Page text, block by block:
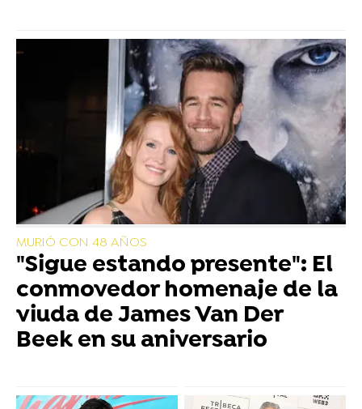
MURIÓ CON 48 AÑOS
"Sigue estando presente": El
conmovedor homenaje de la
viuda de James Van Der
Beek en su aniversario